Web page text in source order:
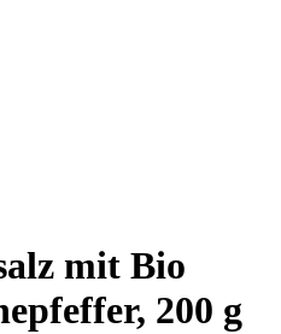
mit Bio
200 g